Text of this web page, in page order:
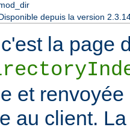
depuis la version
la page
et
au client.